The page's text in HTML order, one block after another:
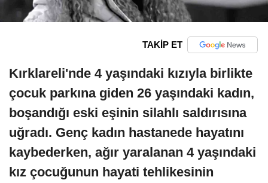
TAKİP ET
Kırklareli'nde 4 yaşındaki kızıyla birlikte
çocuk parkına giden 26 yaşındaki kadın,
boşandığı eski eşinin silahlı saldırısına
uğradı. Genç kadın hastanede hayatını
kaybederken, ağır yaralanan 4 yaşındaki
kız çocuğunun hayati tehlikesinin